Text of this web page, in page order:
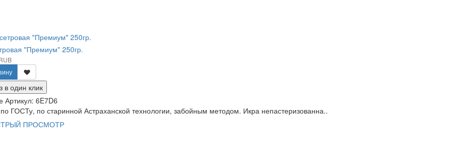
"Премиум" 250гр.
в один клик
Артикул: 6E7D6
ГОСТу, по старинной Астраханской технологии, забойным методом. Икра непастеризованна..
ПРОСМОТР